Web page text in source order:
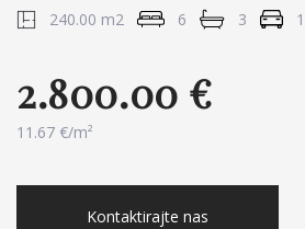
240.00 m2 6 3 1
2.800.00 €
11.67 €/m²
Kontaktirajte nas